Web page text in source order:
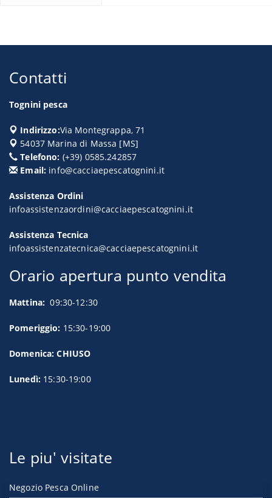
Contatti
Tognini pesca
Indirizzo:Via Montegrappa, 71
54037 Marina di Massa [MS]
Telefono: (+39) 0585.242857
Email: info@cacciaepescatognini.it
Assistenza Ordini
infoassistenzaordini@cacciaepescatognini.it
Assistenza Tecnica
infoassistenzatecnica@cacciaepescatognini.it
Orario apertura punto vendita
Mattina: 09:30-12:30
Pomeriggio: 15:30-19:00
Domenica: CHIUSO
Lunedì: 15:30-19:00
Le piu' visitate
Negozio Pesca Online